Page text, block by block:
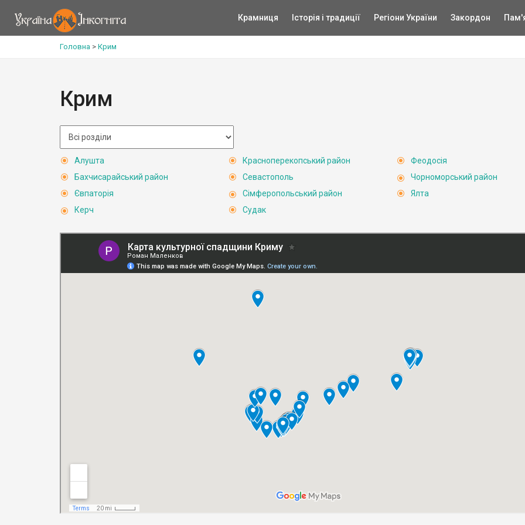
Крамниця Історія і традиції Регіони України Закордон
Головна > Крим
Крим
Алушта
Бахчисарайський район
Євпаторія
Керч
Красноперекопський район
Севастополь
Сімферопольський район
Судак
Феодосія
Чорноморський район
Ялта